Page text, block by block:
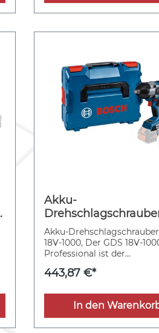
Akku-
18V-1000 in L-BOXX
Akku-
18V-1000, Der GDS 18V-
Professional ist der
Drehschlagschrauber mit
Seine kabellose Freiheit
hervorragender Leistung
kraftvollen bürstenlosen
verdanken, der seine
443,87 €*
In den